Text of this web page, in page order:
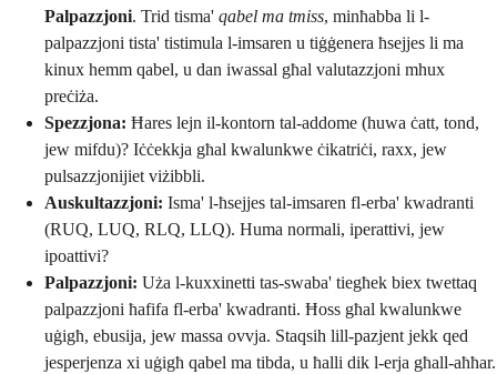
Palpazzjoni. Trid tisma' qabel ma tmiss, minħabba li l-
palpazzjoni tista' tistimula l-imsaren u tiġġenera ħsejjes li ma
kinux hemm qabel, u dan iwassal għal valutazzjoni mhux
preċiża.
Spezzjona: Ħares lejn il-kontorn tal-addome (huwa ċatt, tond,
jew mifdu)? Iċċekkja għal kwalunkwe ċikatriċi, raxx, jew
pulsazzjonijiet viżibbli.
Auskultazzjoni: Isma' l-ħsejjes tal-imsaren fl-erba' kwadranti
(RUQ, LUQ, RLQ, LLQ). Huma normali, iperattivi, jew
ipoattivi?
Palpazzjoni: Uża l-kuxxinetti tas-swaba' tiegħek biex twettaq
palpazzjoni ħafifa fl-erba' kwadranti. Ħoss għal kwalunkwe
uġigħ, ebusija, jew massa ovvja. Staqsih lill-pazjent jekk qed
jesperjenza xi uġigħ qabel ma tibda, u ħalli dik l-erja għall-aħħar.